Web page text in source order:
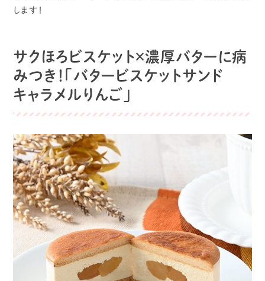
します！
サクほろビスケット×濃厚バターに病
みつき！「バタービスケットサンド
キャラメルりんご」